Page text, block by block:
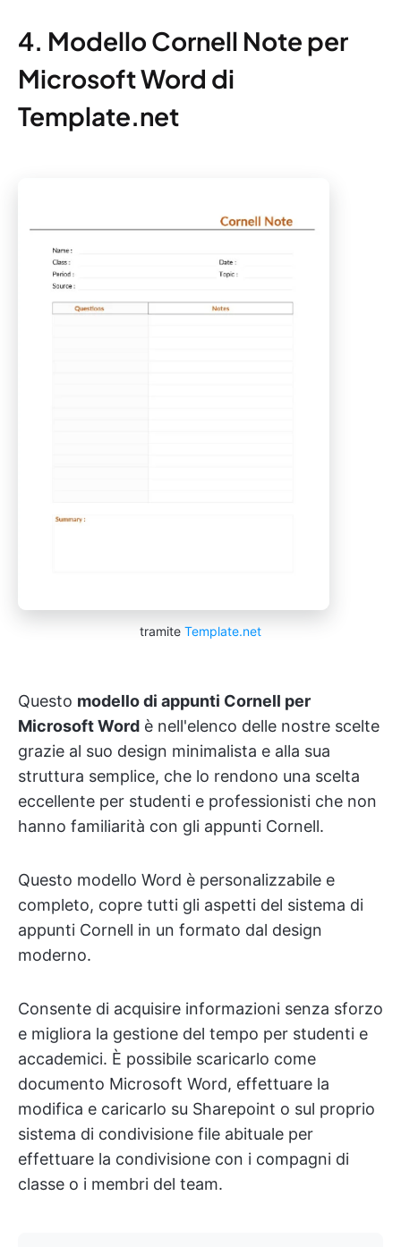
4. Modello Cornell Note per
Microsoft Word di
Template.net
tramite Template.net
Questo modello di appunti Cornell per
Microsoft Word è nell'elenco delle nostre scelte
grazie al suo design minimalista e alla sua
struttura semplice, che lo rendono una scelta
eccellente per studenti e professionisti che non
hanno familiarità con gli appunti Cornell.
Questo modello Word è personalizzabile e
completo, copre tutti gli aspetti del sistema di
appunti Cornell in un formato dal design
moderno.
Consente di acquisire informazioni senza sforzo
e migliora la gestione del tempo per studenti e
accademici. È possibile scaricarlo come
documento Microsoft Word, effettuare la
modifica e caricarlo su Sharepoint o sul proprio
sistema di condivisione file abituale per
effettuare la condivisione con i compagni di
classe o i membri del team.